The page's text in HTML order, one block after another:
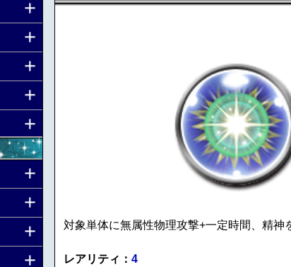
対象単体に無属性物理攻撃+一定時間、精神
レアリティ： 4